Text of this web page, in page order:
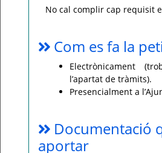
No cal complir cap requisit
Com es fa la
Electrònicament
l’apartat de tràmits).
Presencialment a
Documentació
aportar